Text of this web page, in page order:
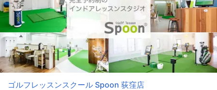
ゴルフレッスンスクール Spoon 荻窪店